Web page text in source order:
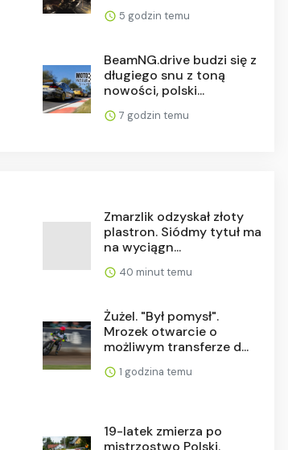
5 godzin temu
BeamNG.drive budzi się z
długiego snu z toną
nowości, polski...
7 godzin temu
Zmarzlik odzyskał złoty
plastron. Siódmy tytuł ma
na wyciągn...
40 minut temu
Żużel. "Był pomysł".
Mrozek otwarcie o
możliwym transferze d...
1 godzina temu
19-latek zmierza po
mistrzostwo Polski.